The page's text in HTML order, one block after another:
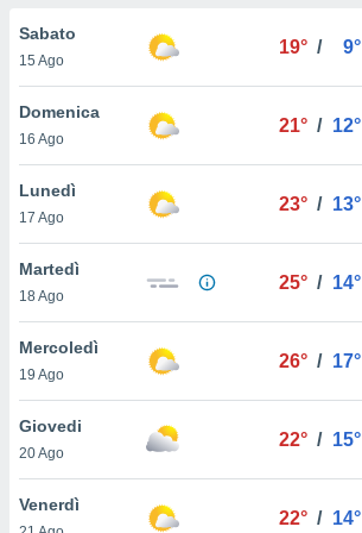
al sito
nostri
ci
di
un
la
di esso.
nella
Sabato
15 Ago
19° / 9°
Domenica
16 Ago
21° / 12°
Lunedì
17 Ago
23° / 13°
Martedì
18 Ago
25° / 14°
Mercoledì
19 Ago
26° / 17°
Giovedi
20 Ago
22° / 15°
Venerdì
22° / 14°